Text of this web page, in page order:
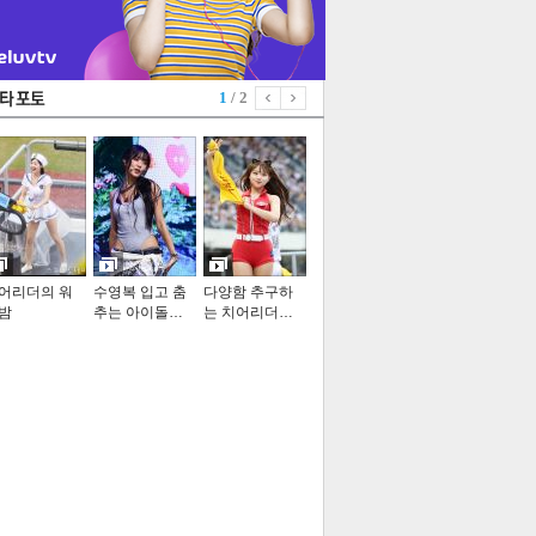
1 / 2
리더의 워
수영복 입고 춤
추는 아이돌…
다양함 추구하
는 치어리더…